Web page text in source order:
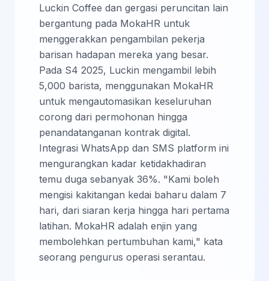
Luckin Coffee dan gergasi peruncitan lain
bergantung pada MokaHR untuk
menggerakkan pengambilan pekerja
barisan hadapan mereka yang besar.
Pada S4 2025, Luckin mengambil lebih
5,000 barista, menggunakan MokaHR
untuk mengautomasikan keseluruhan
corong dari permohonan hingga
penandatanganan kontrak digital.
Integrasi WhatsApp dan SMS platform ini
mengurangkan kadar ketidakhadiran
temu duga sebanyak 36%. "Kami boleh
mengisi kakitangan kedai baharu dalam 7
hari, dari siaran kerja hingga hari pertama
latihan. MokaHR adalah enjin yang
membolehkan pertumbuhan kami," kata
seorang pengurus operasi serantau.